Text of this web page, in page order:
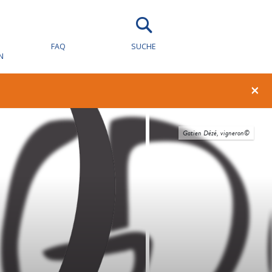
FAQ SUCHE
×
Gatien Dézé, vigneron©